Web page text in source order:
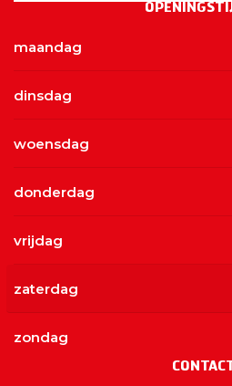
maandag
dinsdag
woensdag
donderdag
vrijdag
zaterdag
zondag